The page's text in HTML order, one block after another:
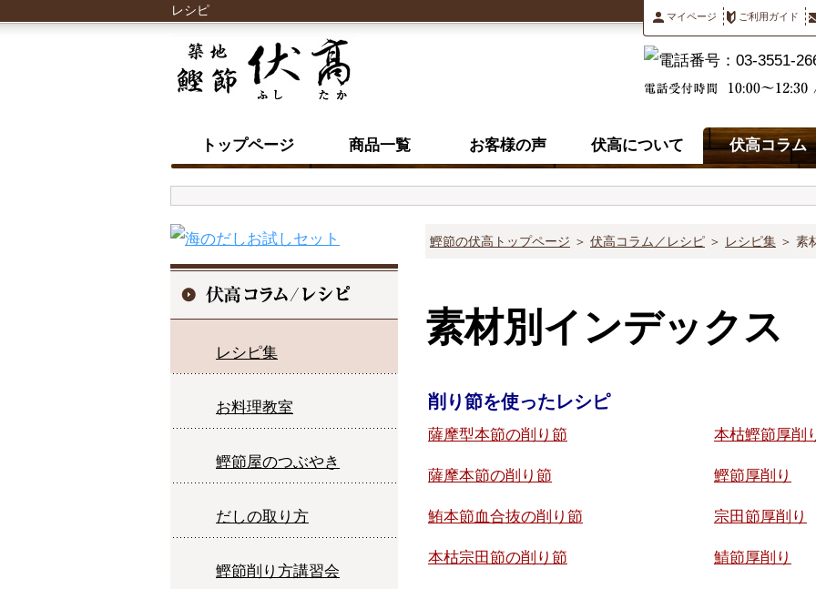
レシピ マイページ ご利用ガイド
トップページ 商品一覧 お客様の声 伏高について 伏高コラム
鰹節の伏高トップページ ＞ 伏高コラム／レシピ ＞ レシピ集 ＞ 素
素材別インデックス
削り節を使ったレシピ
薩摩型本節の削り節
薩摩本節の削り節
鮪本節血合抜の削り節
本枯宗田節の削り節
本枯鰹節厚削
鰹節厚削り
宗田節厚削り
鯖節厚削り
レシピ集
お料理教室
鰹節屋のつぶやき
だしの取り方
鰹節削り方講習会